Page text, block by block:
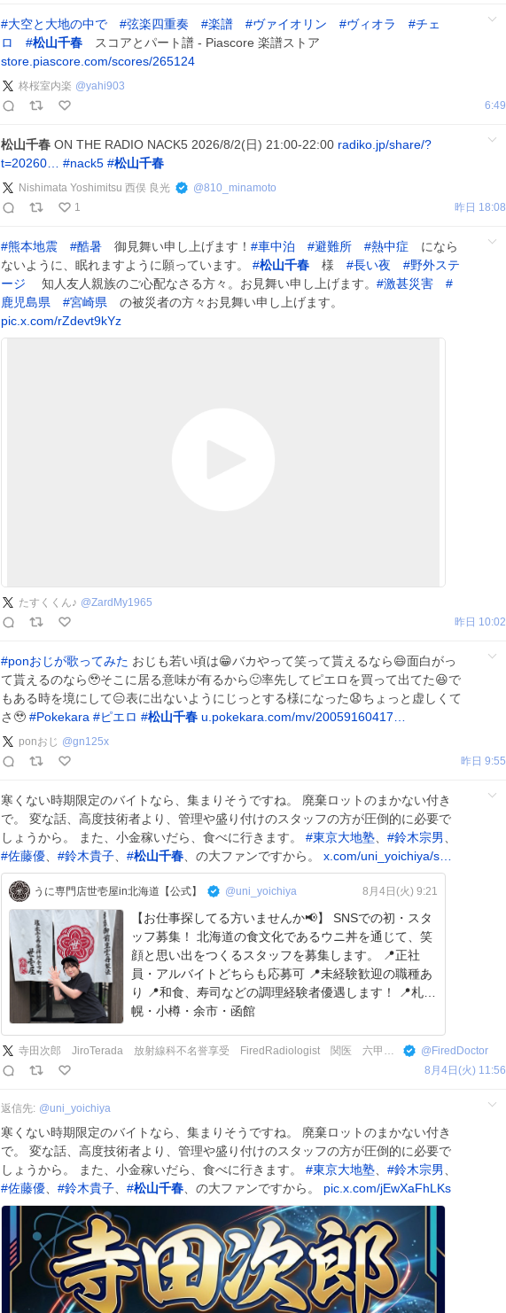
#大空と大地の中で #弦楽四重奏 #楽譜 #ヴァイオリン #ヴィオラ #チェ
ロ
#松山千春 スコアとパート譜 - Piascore 楽譜ストア
store.piascore.com/scores/265124
柊桜室内楽 @yahi903
6:49
松山千春 ON THE RADIO NACK5 2026/8/2(日) 21:00-22:00 radiko.jp/share/?
t=20260…
#nack5 #松山千春
Nishimata Yoshimitsu 西俣 良光 @810_minamoto
1
昨日 18:08
#熊本地震 #酷暑 御見舞い申し上げます！ #車中泊 #避難所 #熱中症 になら
ないように、眠れますように願っています。 #松山千春 様 #長い夜 #野外ステ
ージ 知人友人親族のご心配なさる方々。お見舞い申し上げます。 #激甚災害
#
鹿児島県
#宮崎県 の被災者の方々お見舞い申し上げます。
pic.x.com/rZdevt9kYz
たすくくん♪ @ZardMy1965
昨日 10:02
#ponおじが歌ってみた おじも若い頃は😁バカやって笑って貰えるなら😄面白がっ
て貰えるのなら🥹そこに居る意味が有るから🙂率先してピエロを買って出てた😆で
もある時を境にして😑表に出ないようにじっとする様になった😧ちょっと虚しくて
さ🥹 #Pokekara #ピエロ #松山千春 u.pokekara.com/mv/20059160417…
ponおじ @gn125x
昨日 9:55
寒くない時期限定のバイトなら、集まりそうですね。 廃棄ロットのまかない付き
で。 変な話、高度技術者より、管理や盛り付けのスタッフの方が圧倒的に必要で
しょうから。 また、小金稼いだら、食べに行きます。 #東京大地塾 #鈴木宗男
#佐藤優 #鈴木貴子 #松山千春 、の大ファンですから。 x.com/uni_yoichiya/s…
うに専門店世壱屋in北海道【公式】 @uni_yoichiya 8月4日(火) 9:21
【お仕事探してる方いませんか📢】 SNSでの初・スタ
ッフ募集！ 北海道の食文化であるウニ丼を通じて、笑
顔と思い出をつくるスタッフを募集します。 📍正社
員・アルバイトどちらも応募可 📍未経験歓迎の職種あ
り 📍和食、寿司などの調理経験者優遇します！ 📍札
幌・小樽・余市・函館
寺田次郎 JiroTerada 放射線科不名誉享受 FiredRadiologist 関医 六甲学院 @ FiredDoctor
8月4日(火) 11:56
返信先: @uni_yoichiya
寒くない時期限定のバイトなら、集まりそうですね。 廃棄ロットのまかない付き
で。 変な話、高度技術者より、管理や盛り付けのスタッフの方が圧倒的に必要で
しょうから。 また、小金稼いだら、食べに行きます。 #東京大地塾 #鈴木宗男
#佐藤優 #鈴木貴子 #松山千春 、の大ファンですから。 pic.x.com/jEwXaFhLKs